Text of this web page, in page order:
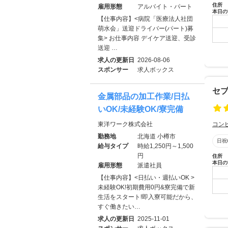
住所
本日
セ
コン
日
住所
本日
雇用形態
アルバイト・パート
【仕事内容】<病院「医療法人社団
萌水会」送迎ドライバー(パート)募
集> お仕事内容 デイケア送迎、受診
送迎 …
求人の更新日 2026-08-06
スポンサー
求人ボックス
金属部品の加工作業/日払
いOK/未経験OK/寮完備
東洋ワーク株式会社
勤務地
北海道 小樽市
給与タイプ
時給1,250円～1,500
円
雇用形態
派遣社員
【仕事内容】<日払い・週払いOK >
未経験OK!初期費用0円&寮完備で新
生活をスタート!即入寮可能だから、
すぐ働きたい…
求人の更新日 2025-11-01